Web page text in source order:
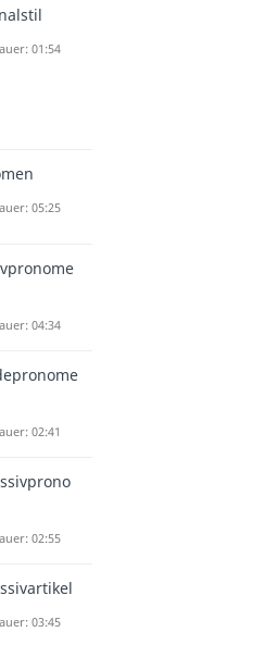
01:54
05:25
04:34
02:41
02:55
03:45